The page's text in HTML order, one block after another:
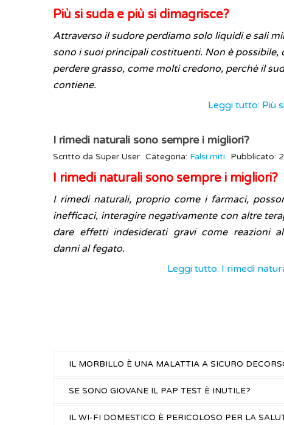
Più si suda e più si dimagrisce?
Attraverso il sudore perdiamo solo liquidi e sali
sono i suoi principali costituenti. Non è possibile,
perdere grasso, come molti credono, perchè il
contiene.
Leggi tutto: Più
I rimedi naturali sono sempre i migliori?
Scritto da Super User Categoria: Falsi miti Pubblicato:
I rimedi naturali sono sempre i migliori?
I rimedi naturali, proprio come i farmaci,
inefficaci, interagire negativamente con altre
dare effetti indesiderati gravi come reazioni
danni al fegato.
Leggi tutto: I rimedi
IL MORBILLO È UNA MALATTIA A SICURO
SE SONO GIOVANE IL PAP TEST È INUTILE?
IL WI-FI DOMESTICO È PERICOLOSO PER LA